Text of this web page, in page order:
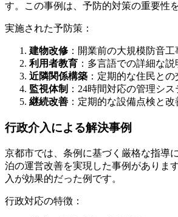
す。この事例は、予防的対策の重要性
実施された予防策：
建物改修 ：開業前の大規模防音工
利用者教育 ：多言語での詳細な
近隣関係構築 ：定期的な住民との
監視体制 ：24時間対応の管理シス
継続改善 ：定期的な設備点検と改
行政介入による解決事例
京都市では、条例に基づく厳格な指導
泊の運営改善を実現した事例がありま
入が効果的だった例です。
行政対応の特徴：